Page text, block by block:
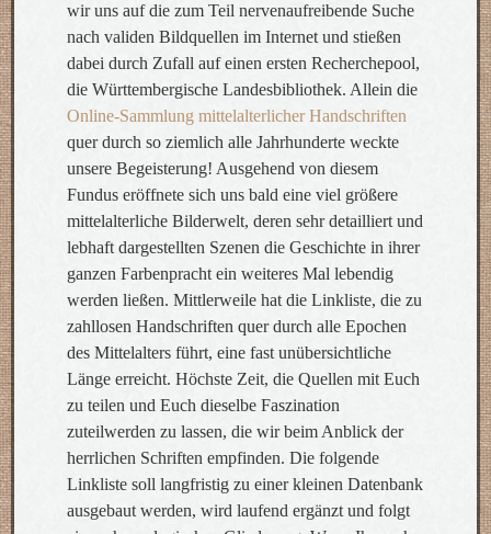
wir uns auf die zum Teil nervenaufreibende Suche
nach validen Bildquellen im Internet und stießen
dabei durch Zufall auf einen ersten Recherchepool,
die Württembergische Landesbibliothek. Allein die
Online-Sammlung mittelalterlicher Handschriften
quer durch so ziemlich alle Jahrhunderte weckte
unsere Begeisterung! Ausgehend von diesem
Fundus eröffnete sich uns bald eine viel größere
mittelalterliche Bilderwelt, deren sehr detailliert und
lebhaft dargestellten Szenen die Geschichte in ihrer
ganzen Farbenpracht ein weiteres Mal lebendig
werden ließen. Mittlerweile hat die Linkliste, die zu
zahllosen Handschriften quer durch alle Epochen
des Mittelalters führt, eine fast unübersichtliche
Länge erreicht. Höchste Zeit, die Quellen mit Euch
zu teilen und Euch dieselbe Faszination
zuteilwerden zu lassen, die wir beim Anblick der
herrlichen Schriften empfinden. Die folgende
Linkliste soll langfristig zu einer kleinen Datenbank
ausgebaut werden, wird laufend ergänzt und folgt